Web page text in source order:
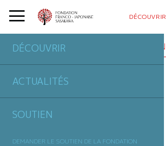
DÉCOUVRIR
DÉCOUVRIR
ACTUALITÉS
SOUTIEN
DEMANDER LE SOUTIEN DE LA FONDATION
PROJETSSOUTENUS PAR LA FONDATION